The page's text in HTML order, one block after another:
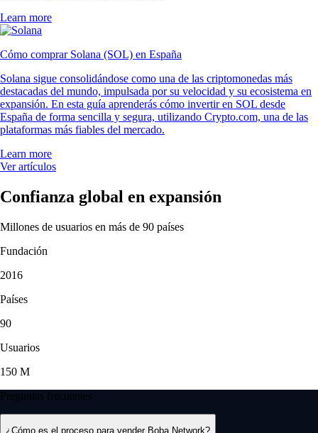
Learn more
Cómo comprar Solana (SOL) en España
Solana sigue consolidándose como una de las criptomonedas más
destacadas del mundo, impulsada por su velocidad y su ecosistema en
expansión. En esta guía aprenderás cómo invertir en SOL desde
España de forma sencilla y segura, utilizando Crypto.com, una de las
plataformas más fiables del mercado.
Learn more
Ver artículos
Confianza global en expansión
Millones de usuarios en más de 90 países
Fundación
2016
Países
90
Usuarios
150 M
Preguntas frecuentes
¿Cómo es el proceso para vender Boba Network?